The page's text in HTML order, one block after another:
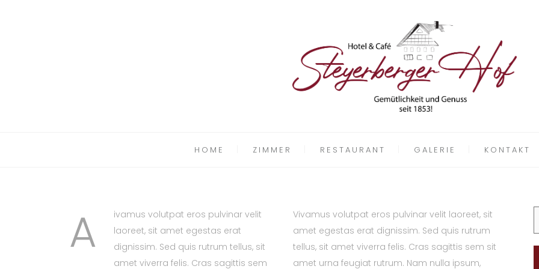
HOME ZIMMER RESTAURANT GALERIE KONTAKT
A
ivamus volutpat eros pulvinar velit
laoreet, sit amet egestas erat
dignissim. Sed quis rutrum tellus, sit
amet viverra felis. Cras sagittis sem
Vivamus volutpat eros pulvinar velit laoreet, sit
amet egestas erat dignissim. Sed quis rutrum
tellus, sit amet viverra felis. Cras sagittis sem sit
amet urna feugiat rutrum. Nam nulla ipsum,